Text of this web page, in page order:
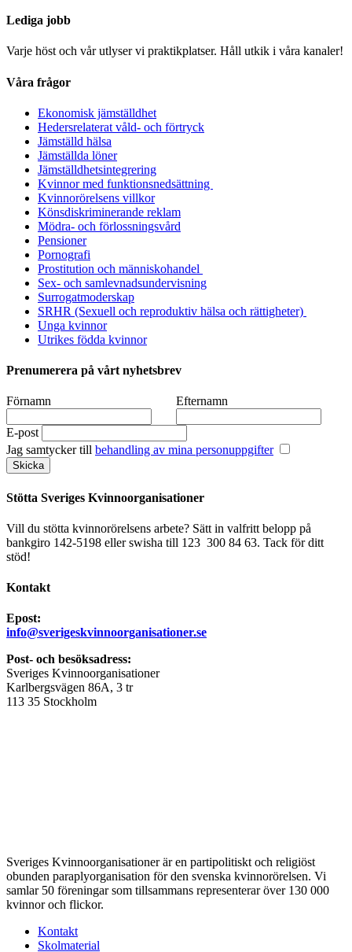
Lediga jobb
Varje höst och vår utlyser vi praktikplatser. Håll utkik i våra kanaler!
Våra frågor
Ekonomisk jämställdhet
Hedersrelaterat våld- och förtryck
Jämställd hälsa
Jämställda löner
Jämställdhetsintegrering
Kvinnor med funktionsnedsättning
Kvinnorörelsens villkor
Könsdiskriminerande reklam
Mödra- och förlossningsvård
Pensioner
Pornografi
Prostitution och människohandel
Sex- och samlevnadsundervisning
Surrogatmoderskap
SRHR (Sexuell och reproduktiv hälsa och rättigheter)
Unga kvinnor
Utrikes födda kvinnor
Prenumerera på vårt nyhetsbrev
Förnamn Efternamn
E-post
Jag samtycker till behandling av mina personuppgifter
Stötta Sveriges Kvinnoorganisationer
Vill du stötta kvinnorörelsens arbete? Sätt in valfritt belopp på
bankgiro 142-5198 eller swisha till 123 300 84 63. Tack för ditt
stöd!
Kontakt
Epost:
info@sverigeskvinnoorganisationer.se
Post- och besöksadress:
Sveriges Kvinnoorganisationer
Karlbergsvägen 86A, 3 tr
113 35 Stockholm
Sveriges Kvinnoorganisationer är en partipolitiskt och religiöst
obunden paraplyorganisation för den svenska kvinnorörelsen. Vi
samlar 50 föreningar som tillsammans representerar över 130 000
kvinnor och flickor.
Kontakt
Skolmaterial